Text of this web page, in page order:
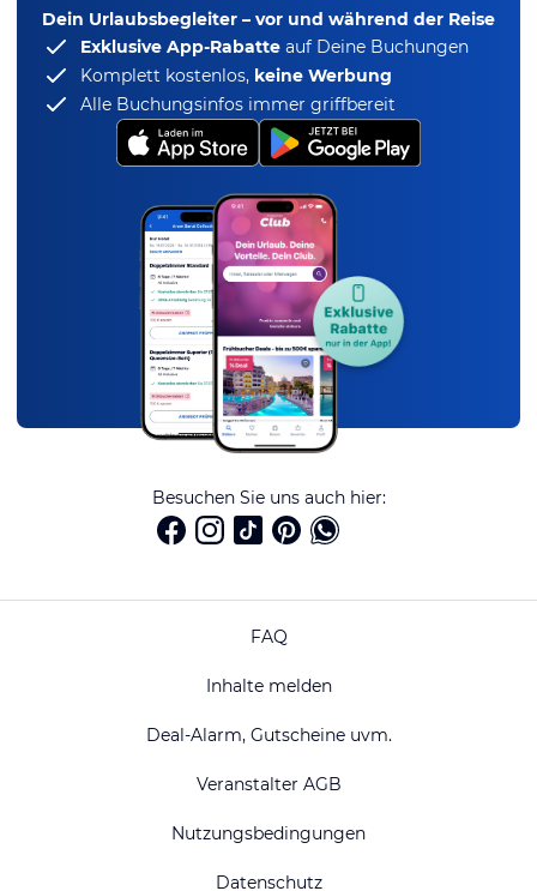
Dein Urlaubsbegleiter – vor und während der Reise
Exklusive App-Rabatte auf Deine Buchungen
Komplett kostenlos, keine Werbung
Alle Buchungsinfos immer griffbereit
Besuchen Sie uns auch hier:
FAQ
Inhalte melden
Deal-Alarm, Gutscheine uvm.
Veranstalter AGB
Nutzungsbedingungen
Datenschutz